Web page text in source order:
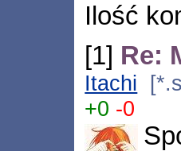
Ilość
[1] Re:
Itachi
+0 -0